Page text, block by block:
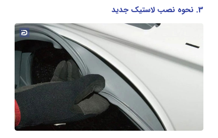
3. نحوه نصب لاستیک جدید